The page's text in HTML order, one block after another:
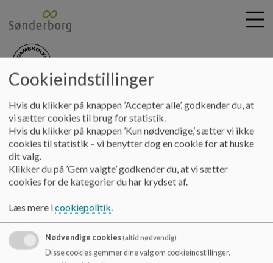
i
nydamskolen
Skolebestyrelsen Referater 23 - 24 Referat 2023.09.28
Referat 2023.09.28
Referat bestyrelsesmødet 2023.09.28
Dokumenter
Referat 2023.09.28.pdf
Cookieindstillinger
Hvis du klikker på knappen ’Accepter alle’, godkender du, at
vi sætter cookies til brug for statistik.
Hvis du klikker på knappen ’Kun nødvendige,’ sætter vi ikke
cookies til statistik – vi benytter dog en cookie for at huske
dit valg.
Klikker du på ’Gem valgte’ godkender du, at vi sætter
cookies for de kategorier du har krydset af.
Læs mere icookiepolitik.
Nødvendige cookies(altid nødvendig)
Disse cookies gemmer dine valg om cookieindstillinger.